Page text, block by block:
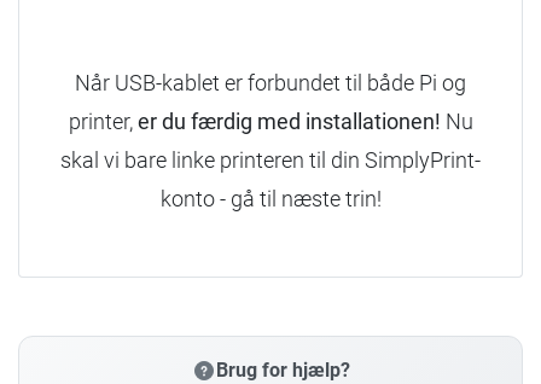
Når USB-kablet er forbundet til både Pi og
printer,er du færdig med installationen! Nu
skal vi bare linke printeren til din SimplyPrint-
konto - gå til næste trin!
Brug for hjælp?